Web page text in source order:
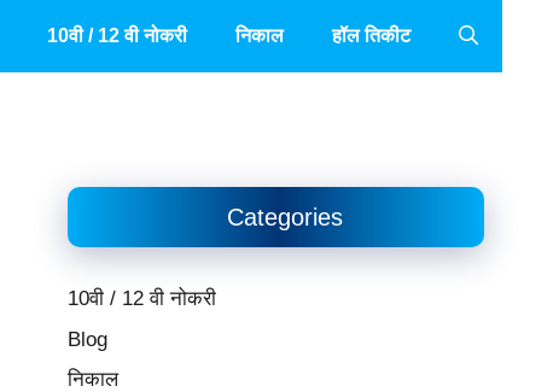
10वी / 12 वी नोकरी निकाल हॉल तिकीट
Categories
10वी / 12 वी नोकरी
Blog
निकाल